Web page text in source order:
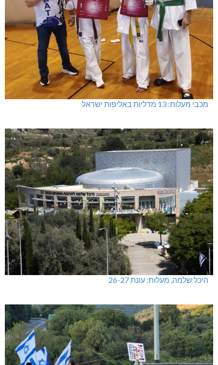
מכבי מעלות: 13 מדליות באליפות ישראל
היכל שלמה, מעלות: עונת 26-27